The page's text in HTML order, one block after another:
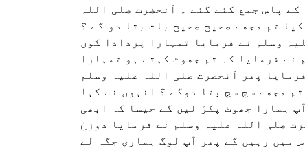
پاس جمع کئے گئے ۔ آنحضرت صلی اللہ
تم مجھے صحیح صحیح بات بتا دو گے ؟
وسلم نے فرمایا تمہارا پردادا کون
نے فرمایا کہ تم جھوٹ کہتے ہو تمہارا
پھر آنحضرت صلی اللہ علیہ وسلم
مجھے سچ سچ بتا دوگے ؟ انہوں نے کہا
ہمارا جھوٹ پکڑ لیں گے جیسا کہ ابھی
صلی اللہ علیہ وسلم نے فرمایا دوزخ
میں رہیں گے پھر آپ لوگ ہماری جگہ لے